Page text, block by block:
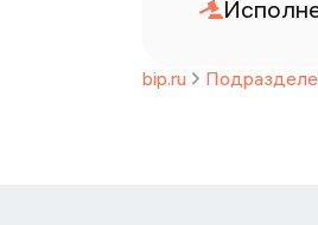
bip.ru